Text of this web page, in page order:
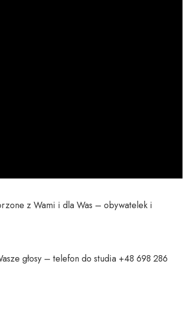
z Wami i dla Was – obywatelek i
głosy – telefon do studia +48 698 286